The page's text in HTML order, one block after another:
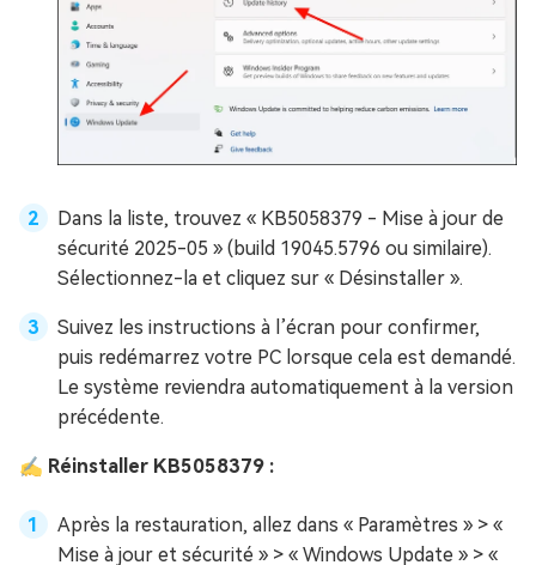
Dans la liste, trouvez « KB5058379 - Mise à jour de
sécurité 2025-05 » (build 19045.5796 ou similaire).
Sélectionnez-la et cliquez sur « Désinstaller ».
Suivez les instructions à l’écran pour confirmer,
puis redémarrez votre PC lorsque cela est demandé.
Le système reviendra automatiquement à la version
précédente.
✍ Réinstaller KB5058379 :
Après la restauration, allez dans « Paramètres » > «
Mise à jour et sécurité » > « Windows Update » > «